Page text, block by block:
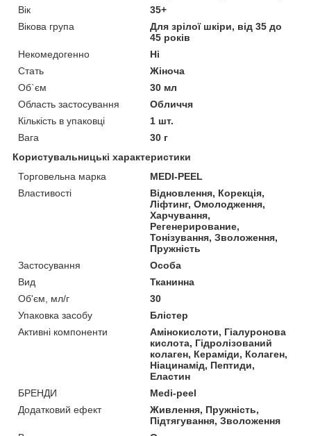
Вік
35+
Вікова група
Для зрілої шкіри, від 35 до
45 років
Некомедогенно
Ні
Стать
Жіноча
Об`єм
30 мл
Область застосування
Обличчя
Кількість в упаковці
1 шт.
Вага
30 г
Користувальницькі характеристики
Торговельна марка
MEDI-PEEL
Властивості
Відновлення, Корекція,
Ліфтинг, Омолодження,
Харчування,
Регенерирование,
Тонізування, Зволоження,
Пружність
Застосування
Особа
Вид
Тканинна
Об'єм, мл/г
30
Упаковка засобу
Блістер
Активні компоненти
Амінокислоти, Гіалуронова
кислота, Гідролізований
колаген, Кераміди, Колаген,
Ніацинамід, Пептиди,
Еластин
БРЕНДИ
Medi-peel
Додатковий ефект
Живлення, Пружність,
Підтягування, Зволоження